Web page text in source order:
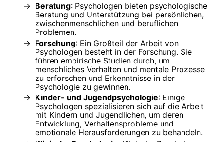
Beratung: Psychologen bieten psychologische
Beratung und Unterstützung bei persönlichen,
zwischenmenschlichen und beruflichen
Problemen.
Forschung: Ein Großteil der Arbeit von
Psychologen besteht in der Forschung. Sie
führen empirische Studien durch, um
menschliches Verhalten und mentale Prozesse
zu erforschen und Erkenntnisse in der
Psychologie zu gewinnen.
Kinder- und Jugendpsychologie: Einige
Psychologen spezialisieren sich auf die Arbeit
mit Kindern und Jugendlichen, um deren
Entwicklung, Verhaltensprobleme und
emotionale Herausforderungen zu behandeln.